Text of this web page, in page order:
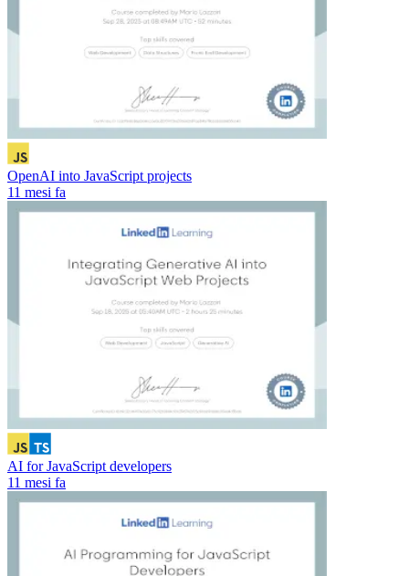
OpenAI into JavaScript projects
11 mesi fa
AI for JavaScript developers
11 mesi fa